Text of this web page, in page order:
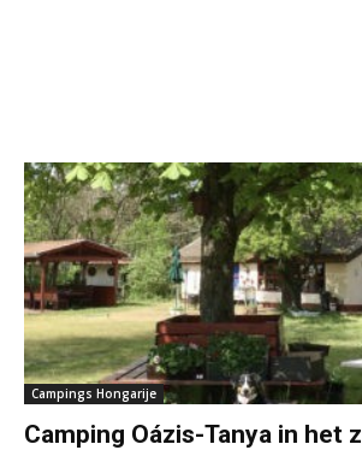
Campings Hongarije
Camping Oázis-Tanya in het